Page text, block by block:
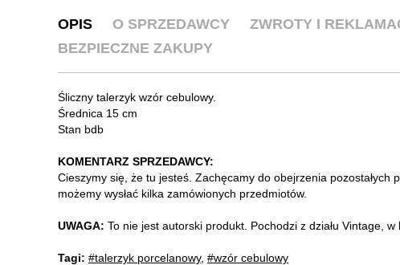
OPIS O SPRZEDAWCY ZWROTY I
BEZPIECZNE ZAKUPY
Śliczny talerzyk wzór cebulowy.
Średnica 15 cm
Stan bdb
KOMENTARZ SPRZEDAWCY:
Cieszymy się, że tu jesteś. Zachęcamy do obejrzenia pozostałych
możemy wysłać kilka zamówionych przedmiotów.
UWAGA: To nie jest autorski produkt. Pochodzi z działu Vintage,
Tagi: #talerzyk porcelanowy, #wzór cebulowy